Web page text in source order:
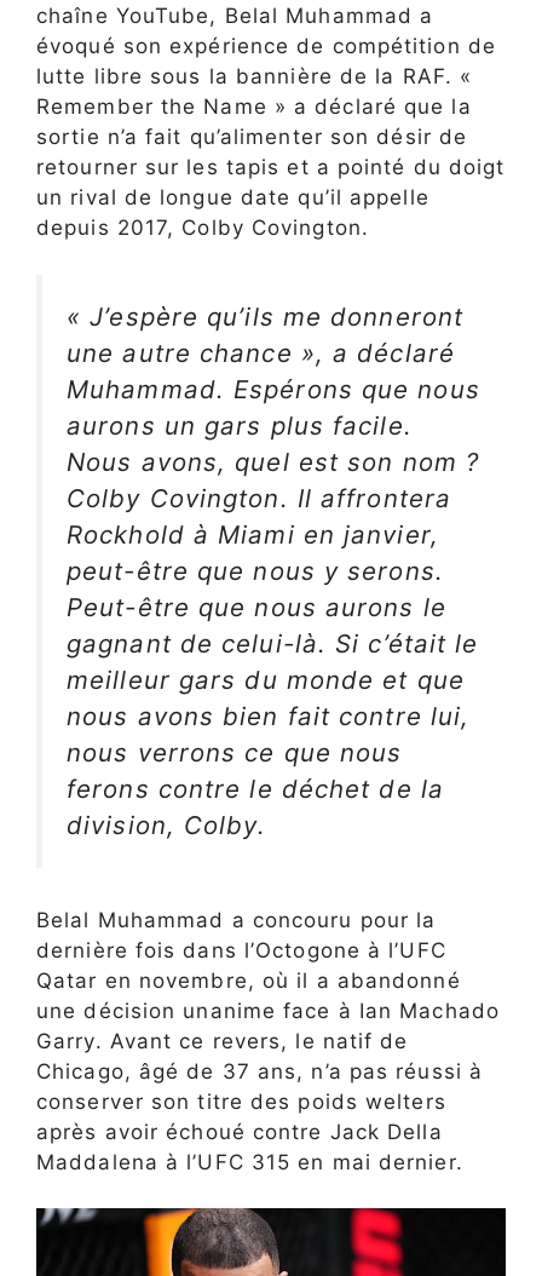
chaîne YouTube, Belal Muhammad a
évoqué son expérience de compétition de
lutte libre sous la bannière de la RAF. «
Remember the Name » a déclaré que la
sortie n’a fait qu’alimenter son désir de
retourner sur les tapis et a pointé du doigt
un rival de longue date qu’il appelle
depuis 2017, Colby Covington.
« J’espère qu’ils me donneront
une autre chance », a déclaré
Muhammad. Espérons que nous
aurons un gars plus facile.
Nous avons, quel est son nom ?
Colby Covington. Il affrontera
Rockhold à Miami en janvier,
peut-être que nous y serons.
Peut-être que nous aurons le
gagnant de celui-là. Si c’était le
meilleur gars du monde et que
nous avons bien fait contre lui,
nous verrons ce que nous
ferons contre le déchet de la
division, Colby.
Belal Muhammad a concouru pour la
dernière fois dans l’Octogone à l’UFC
Qatar en novembre, où il a abandonné
une décision unanime face à Ian Machado
Garry. Avant ce revers, le natif de
Chicago, âgé de 37 ans, n’a pas réussi à
conserver son titre des poids welters
après avoir échoué contre Jack Della
Maddalena à l’UFC 315 en mai dernier.